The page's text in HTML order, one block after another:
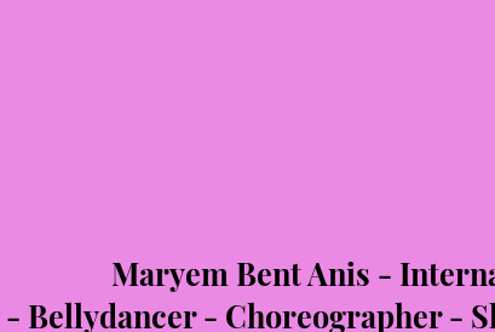
Maryem Bent Anis -
- Bellydancer - Choreographer -